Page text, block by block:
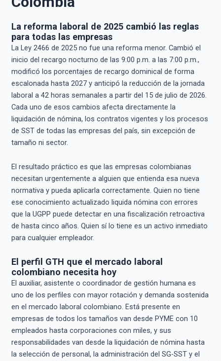
La reforma laboral de 2025 cambió las reglas
para todas las empresas
La Ley 2466 de 2025 no fue una reforma menor. Cambió el
inicio del recargo nocturno de las 9:00 p.m. a las 7:00 p.m.,
modificó los porcentajes de recargo dominical de forma
escalonada hasta 2027 y anticipó la reducción de la jornada
laboral a 42 horas semanales a partir del 15 de julio de 2026.
Cada uno de esos cambios afecta directamente la
liquidación de nómina, los contratos vigentes y los procesos
de SST de todas las empresas del país, sin excepción de
tamaño ni sector.
El resultado práctico es que las empresas colombianas
necesitan urgentemente a alguien que entienda esa nueva
normativa y pueda aplicarla correctamente. Quien no tiene
ese conocimiento actualizado liquida nómina con errores
que la UGPP puede detectar en una fiscalización retroactiva
de hasta cinco años. Quien sí lo tiene es un activo inmediato
para cualquier empleador.
El perfil GTH que el mercado laboral
colombiano necesita hoy
El auxiliar, asistente o coordinador de gestión humana es
uno de los perfiles con mayor rotación y demanda sostenida
en el mercado laboral colombiano. Está presente en
empresas de todos los tamaños van desde PYME con 10
empleados hasta corporaciones con miles, y sus
responsabilidades van desde la liquidación de nómina hasta
la selección de personal, la administración del SG-SST y el